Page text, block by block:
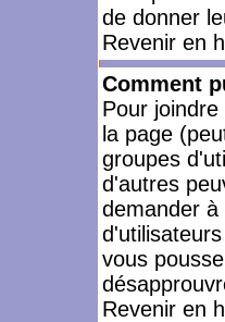
de donner
Revenir en
Comment
Pour
la page
groupes
d'autres
demander
vous
Revenir en